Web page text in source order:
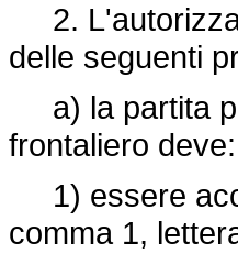
2.
delle seguenti
a) la partita
frontaliero deve:
1) essere
comma 1,